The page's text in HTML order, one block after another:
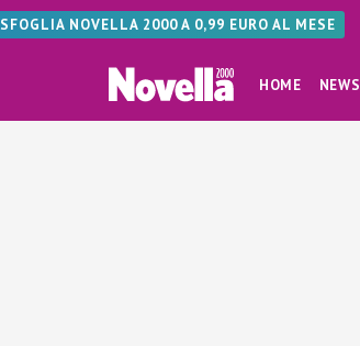
SFOGLIA NOVELLA 2000 A 0,99 EURO AL MESE
HOME NEWS